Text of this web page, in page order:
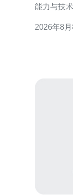
能力与技
支持通常
2026年8月